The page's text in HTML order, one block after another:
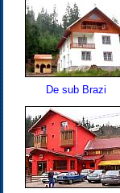
De sub Brazi